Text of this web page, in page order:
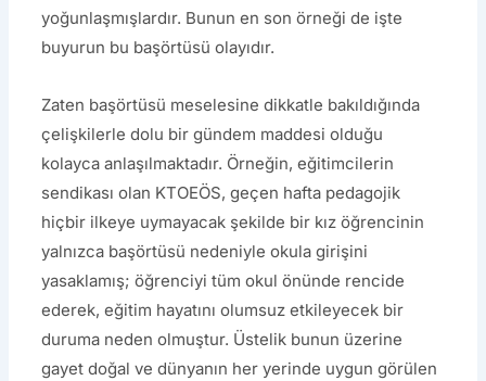
yoğunlaşmışlardır. Bunun en son örneği de işte
buyurun bu başörtüsü olayıdır.
Zaten başörtüsü meselesine dikkatle bakıldığında
çelişkilerle dolu bir gündem maddesi olduğu
kolayca anlaşılmaktadır. Örneğin, eğitimcilerin
sendikası olan KTOEÖS, geçen hafta pedagojik
hiçbir ilkeye uymayacak şekilde bir kız öğrencinin
yalnızca başörtüsü nedeniyle okula girişini
yasaklamış; öğrenciyi tüm okul önünde rencide
ederek, eğitim hayatını olumsuz etkileyecek bir
duruma neden olmuştur. Üstelik bunun üzerine
gayet doğal ve dünyanın her yerinde uygun görülen